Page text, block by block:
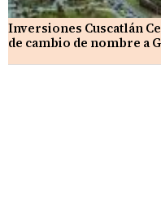
Inversiones Cuscatlán
de cambio de nombre a